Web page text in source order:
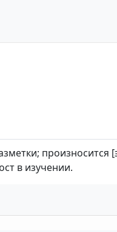
произносится
в изучении.